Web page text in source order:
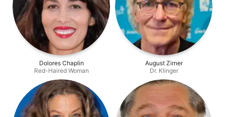
Dolores Chaplin
Red-Haired Woman
August Zirner
Dr. Klinger